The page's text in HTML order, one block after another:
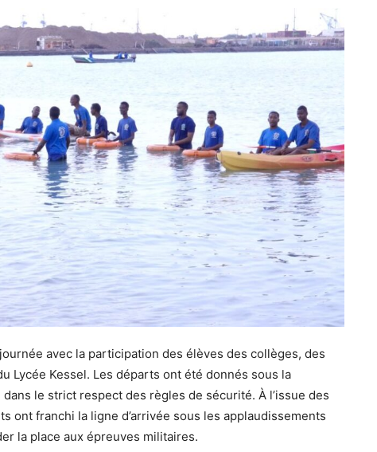
avec la participation des élèves des collèges, des
Lycée Kessel. Les départs ont été donnés sous la
le strict respect des règles de sécurité. À l’issue des
ont franchi la ligne d’arrivée sous les applaudissements
la place aux épreuves militaires.